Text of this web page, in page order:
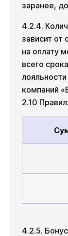
заранее,
4.2.4.
зависит от
на оплату
всего
компаний
2.10 Правил:
От 1
От
4.2.5.